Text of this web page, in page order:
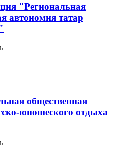
"Региональная
автономия татар
общественная
юношеского отдыха